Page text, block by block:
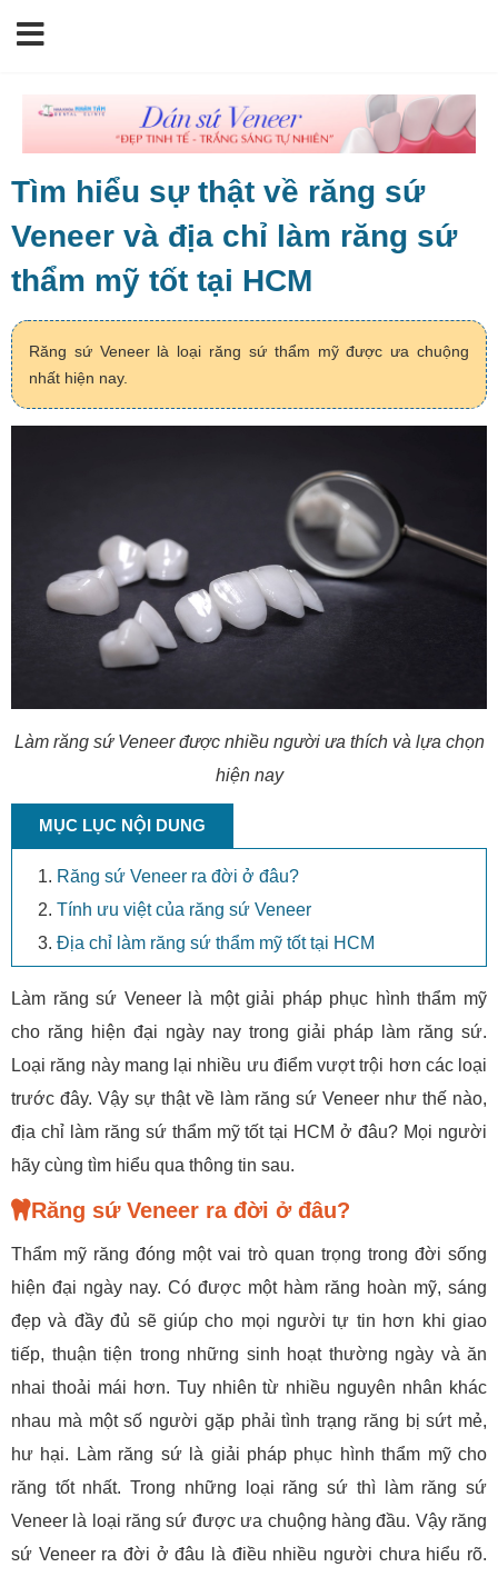
Tìm hiểu sự thật về răng sứ
Veneer và địa chỉ làm răng sứ
thẩm mỹ tốt tại HCM
Răng sứ Veneer là loại răng sứ thẩm mỹ được ưa chuộng
nhất hiện nay.
Làm răng sứ Veneer được nhiều người ưa thích và lựa chọn
hiện nay
MỤC LỤC NỘI DUNG
Răng sứ Veneer ra đời ở đâu?
Tính ưu việt của răng sứ Veneer
Địa chỉ làm răng sứ thẩm mỹ tốt tại HCM
Làm răng sứ Veneer là một giải pháp phục hình thẩm mỹ
cho răng hiện đại ngày nay trong giải pháp làm răng sứ.
Loại răng này mang lại nhiều ưu điểm vượt trội hơn các loại
trước đây. Vậy sự thật về làm răng sứ Veneer như thế nào,
địa chỉ làm răng sứ thẩm mỹ tốt tại HCM ở đâu? Mọi người
hãy cùng tìm hiểu qua thông tin sau.
Răng sứ Veneer ra đời ở đâu?
Thẩm mỹ răng đóng một vai trò quan trọng trong đời sống
hiện đại ngày nay. Có được một hàm răng hoàn mỹ, sáng
đẹp và đầy đủ sẽ giúp cho mọi người tự tin hơn khi giao
tiếp, thuận tiện trong những sinh hoạt thường ngày và ăn
nhai thoải mái hơn. Tuy nhiên từ nhiều nguyên nhân khác
nhau mà một số người gặp phải tình trạng răng bị sứt mẻ,
hư hại. Làm răng sứ là giải pháp phục hình thẩm mỹ cho
răng tốt nhất. Trong những loại răng sứ thì làm răng sứ
Veneer là loại răng sứ được ưa chuộng hàng đầu. Vậy răng
sứ Veneer ra đời ở đâu là điều nhiều người chưa hiểu rõ.